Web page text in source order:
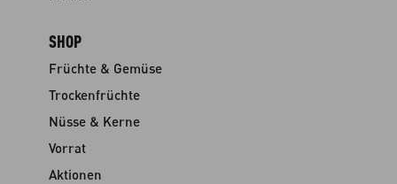
SHOP
Früchte & Gemüse
Trockenfrüchte
Nüsse & Kerne
Vorrat
Aktionen